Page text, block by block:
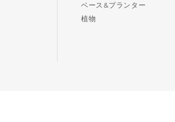
ベース&プランター
植物